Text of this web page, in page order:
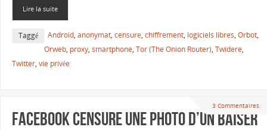
Lire la suite
Taggé Android, anonymat, censure, chiffrement, logiciels libres, Orbot,
Orweb, proxy, smartphone, Tor (The Onion Router), Twidere,
Twitter, vie privée
3 Commentaires
Facebook censure une photo d’un baiser